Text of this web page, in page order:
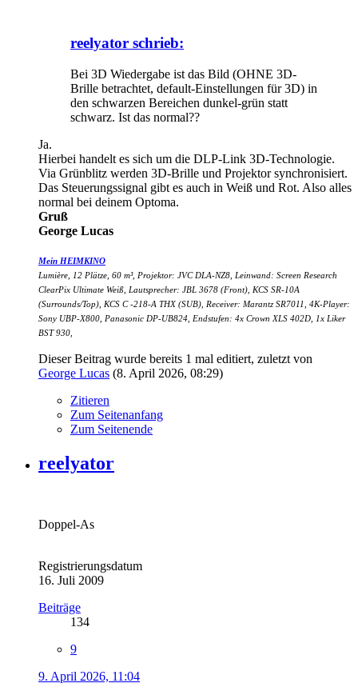
reelyator schrieb:
Bei 3D Wiedergabe ist das Bild (OHNE 3D-
Brille betrachtet, default-Einstellungen für 3D) in
den schwarzen Bereichen dunkel-grün statt
schwarz. Ist das normal??
Ja.
Hierbei handelt es sich um die DLP-Link 3D-Technologie.
Via Grünblitz werden 3D-Brille und Projektor synchronisiert.
Das Steuerungssignal gibt es auch in Weiß und Rot. Also alles
normal bei deinem Optoma.
Gruß
George Lucas
Mein HEIMKINO
Lumière, 12 Plätze, 60 m³, Projektor: JVC DLA-NZ8, Leinwand: Screen Research
ClearPix Ultimate Weiß, Lautsprecher: JBL 3678 (Front), KCS SR-10A
(Surrounds/Top), KCS C -218-A THX (SUB), Receiver: Marantz SR7011, 4K-Player:
Sony UBP-X800, Panasonic DP-UB824, Endstufen: 4x Crown XLS 402D, 1x Liker
BST 930,
Dieser Beitrag wurde bereits 1 mal editiert, zuletzt von
George Lucas (8. April 2026, 08:29)
Zitieren
Zum Seitenanfang
Zum Seitenende
reelyator
Doppel-As
Registrierungsdatum
16. Juli 2009
Beiträge
134
9
9. April 2026, 11:04